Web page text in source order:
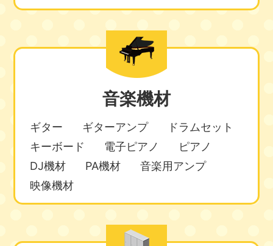
音楽機材
ギター ギターアンプ
ドラムセット
キーボード
電子ピアノ
ピアノ
DJ機材
PA機材
音楽用アンプ
映像機材